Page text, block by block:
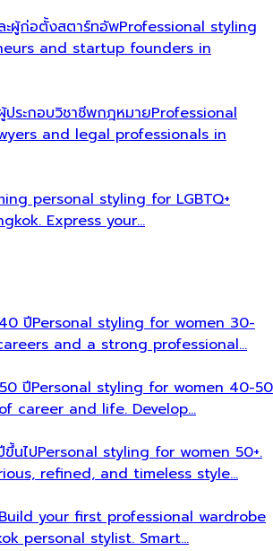
ะผู้ก่อตั้งสตาร์ทอัพProfessional styling
and startup founders in
ประกอบวิชาชีพกฎหมายProfessional
and legal professionals in
personal styling for LGBTQ+
Express your…
ปีPersonal styling for women 30-
and a strong professional…
ปีPersonal styling for women 40-50
career and life. Develop…
นไปPersonal styling for women 50+.
refined, and timeless style…
your first professional wardrobe
personal stylist. Smart…